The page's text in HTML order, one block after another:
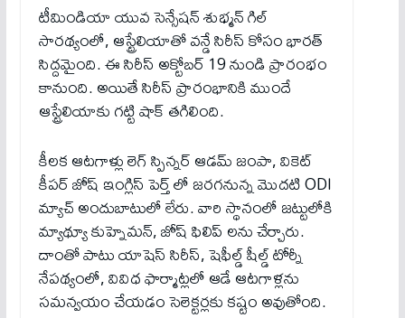
టీమిండియా యువ సెన్సేషన్ శుభ్మన్ గిల్
సారథ్యంలో, ఆస్ట్రేలియాతో వన్డే సిరీస్ కోసం భార‌త్
సిద్దమైంది. ఈ సిరీస్ అక్టోబర్ 19 నుండి ప్రారంభం
కానుంది. అయితే సిరీస్ ప్రారంభానికి ముందే
ఆస్ట్రేలియాకు గట్టి షాక్ తగిలింది.
కీలక ఆటగాళ్లు లెగ్ స్పిన్నర్ ఆడమ్ జంపా, వికెట్
కీపర్ జోష్ ఇంగ్లిస్ పెర్త్ లో జర‌గ‌నున్న‌ మొదటి ODI
మ్యాచ్ అందుబాటులో లేరు. వారి స్థానంలో జట్టులోకి
మ్యాథ్యూ కుహ్నెమన్, జోష్ ఫిలిప్ లను చేర్చారు.
దాంతో పాటు యాషెస్ సిరీస్, షెఫీల్డ్ షీల్డ్ టోర్నీ
నేపథ్యంలో, వివిధ ఫార్మాట్లలో ఆడే ఆటగాళ్లను
సమన్వయం చేయడం సెలెక్టర్లకు కష్టం అవుతోంది.